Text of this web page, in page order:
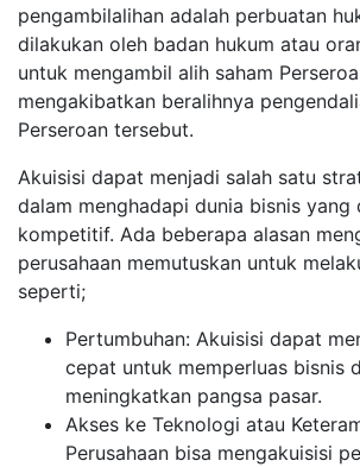
pengambilalihan adalah perbuatan
dilakukan oleh badan hukum atau
untuk mengambil alih saham
mengakibatkan beralihnya
Perseroan tersebut.
Akuisisi dapat menjadi salah satu
dalam menghadapi dunia bisnis yang
kompetitif. Ada beberapa alasan
perusahaan memutuskan untuk
seperti;
Pertumbuhan: Akuisisi dapat
cepat untuk memperluas bisnis
meningkatkan pangsa pasar.
Akses ke Teknologi atau
Perusahaan bisa mengakuisisi